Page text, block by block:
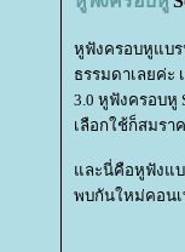
หูฟังครอบหูแบร
ธรรมดาเลยค่ะ
3.0 หูฟังครอบหู
เลือกใช้ก็สมรา
ละนี่คือหูฟังแบ
พบกันใหม่คอนเ